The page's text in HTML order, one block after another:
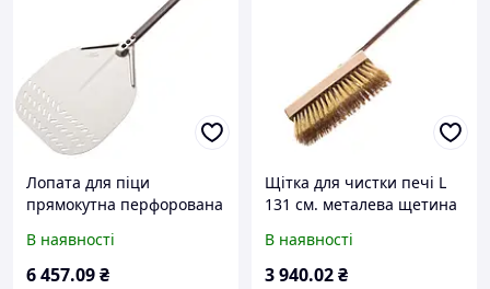
Лопата для піци
прямокутна перфорована
ал.120 см, повний розмір
162
В наявності
6 457.09₴
Щітка для чистки печі L
131 см. металева щетина
В наявності
3 940.02₴